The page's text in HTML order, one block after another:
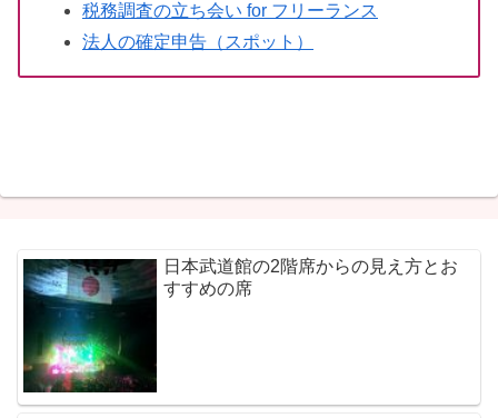
税務調査の立ち会い for フリーランス
法人の確定申告（スポット）
日本武道館の2階席からの見え方とお
すすめの席